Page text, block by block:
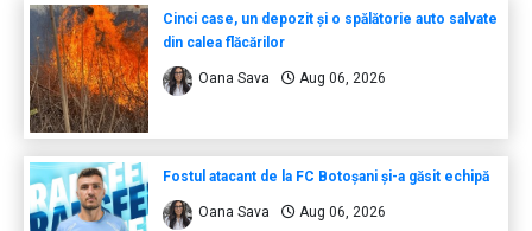
Cinci case, un depozit și o spălătorie auto salvate
din calea flăcărilor
Oana Sava Aug 06, 2026
Fostul atacant de la FC Botoșani și-a găsit echipă
Oana Sava Aug 06, 2026